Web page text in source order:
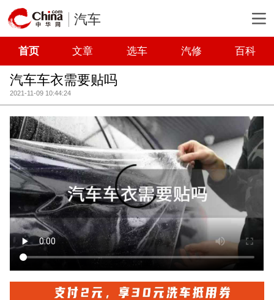
汽车
首页 文章 选车 汽修 百科
汽车车衣需要贴吗
2021-11-09 10:44:24